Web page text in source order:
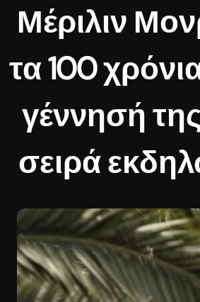
Μέριλιν
τα 100
γέννησή
σειρά